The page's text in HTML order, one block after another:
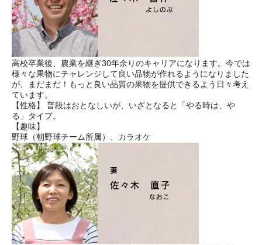
高校卒業後、農業を継ぎ30年余りのキャリアになります。今では
様々な果物にチャレンジして良い品物が作れるようになりました
が、まだまだ！もっと良い品質の果物を提供できるよう日々考え
ています。
【性格】 普段はおとなしいが、いざとなると「やる時は、や
る」タイプ。
【趣味】
野球（朝野球チーム所属）、カラオケ